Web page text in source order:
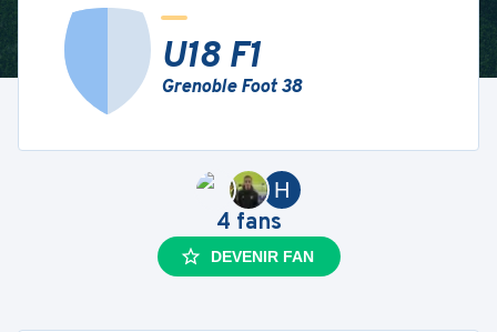
U18 F1
Grenoble Foot 38
H
4 fans
DEVENIR FAN